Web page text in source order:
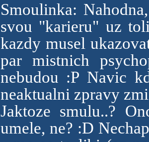
Smoulinka:
svou "karieru" uz
kazdy musel
par mistnich
nebudou :P Navic
neaktualni zpravy
Jaktoze smulu..?
umele, ne? :D